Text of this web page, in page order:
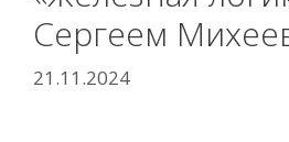
Сергеем
21.11.2024